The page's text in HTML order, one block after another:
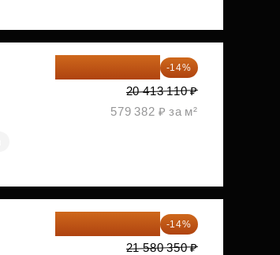
-14%
20 413 110 ₽
579 382 ₽ за м²
-14%
21 580 350 ₽